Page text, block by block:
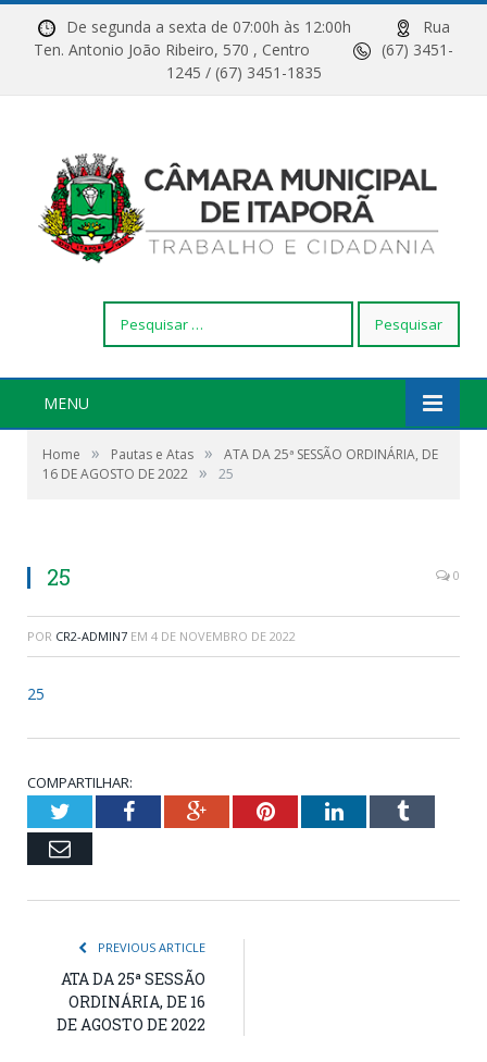
De segunda a sexta de 07:00h às 12:00h
Rua
Ten. Antonio João Ribeiro, 570 , Centro
(67) 3451-
1245 / (67) 3451-1835
por:
MENU
Home » Pautas e Atas »
ATA DA 25ª SESSÃO ORDINÁRIA, DE
16 DE AGOSTO DE 2022 » 25
25 0
POR CR2-ADMIN7 EM 4 DE NOVEMBRO DE 2022
25
COMPARTILHAR:
TwitterFacebookGoogle+PinterestLinkedInTumblr
Email
PREVIOUS ARTICLE
ATA DA 25ª SESSÃO
ORDINÁRIA, DE 16
DE AGOSTO DE 2022